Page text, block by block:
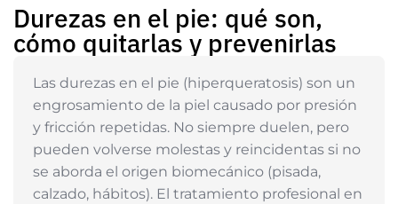
Durezas en el pie: qué son,
cómo quitarlas y prevenirlas
Las durezas en el pie (hiperqueratosis) son un
engrosamiento de la piel causado por presión
y fricción repetidas. No siempre duelen, pero
pueden volverse molestas y reincidentas si no
se aborda el origen biomecánico (pisada,
calzado, hábitos). El tratamiento profesional en